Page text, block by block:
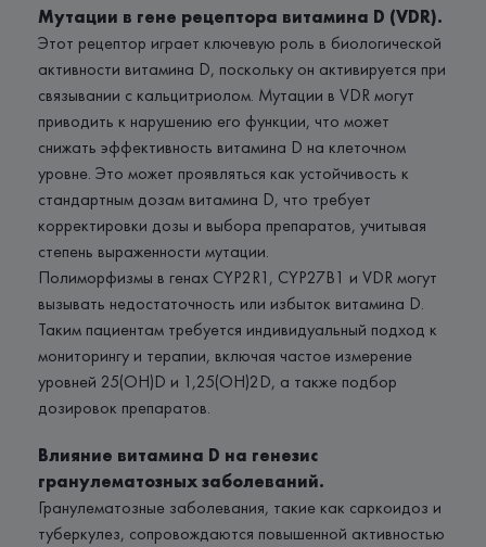
Мутации в гене рецептора витамина D (VDR).
Этот рецептор играет ключевую роль в биологической
активности витамина D, поскольку он активируется при
связывании с кальцитриолом. Мутации в VDR могут
приводить к нарушению его функции, что может
снижать эффективность витамина D на клеточном
уровне. Это может проявляться как устойчивость к
стандартным дозам витамина D, что требует
корректировки дозы и выбора препаратов, учитывая
степень выраженности мутации.
Полиморфизмы в генах CYP2R1, CYP27B1 и VDR могут
вызывать недостаточность или избыток витамина D.
Таким пациентам требуется индивидуальный подход к
мониторингу и терапии, включая частое измерение
уровней 25(OH)D и 1,25(OH)2D, а также подбор
дозировок препаратов.
Влияние витамина D на генезис
гранулематозных заболеваний.
Гранулематозные заболевания, такие как саркоидоз и
туберкулез, сопровождаются повышенной активностью